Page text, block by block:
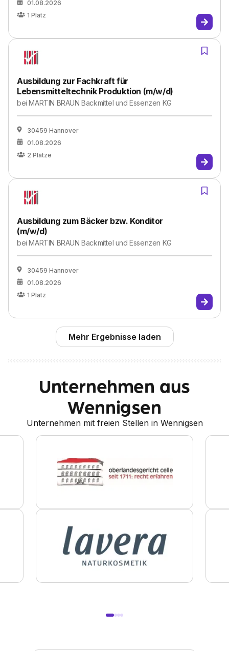
01.08.2026
1 Platz
Ausbildung zur Fachkraft für
Lebensmitteltechnik Produktion (m/w/d)
beiMARTIN BRAUN Backmittel und Essenzen KG
30459 Hannover
01.08.2026
2 Plätze
Ausbildung zum Bäcker bzw. Konditor
(m/w/d)
beiMARTIN BRAUN Backmittel und Essenzen KG
30459 Hannover
01.08.2026
1 Platz
Mehr Ergebnisse laden
Unternehmen aus
Wennigsen
Unternehmen mit freien Stellen in Wennigsen